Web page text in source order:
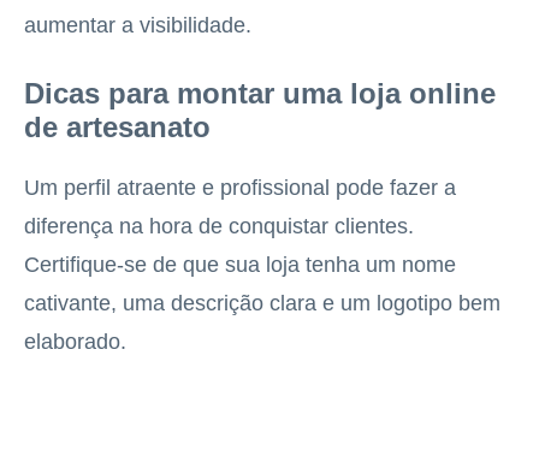
aumentar a visibilidade.
Dicas para montar uma loja online
de artesanato
Um perfil atraente e profissional pode fazer a
diferença na hora de conquistar clientes.
Certifique-se de que sua loja tenha um nome
cativante, uma descrição clara e um logotipo bem
elaborado.